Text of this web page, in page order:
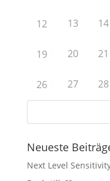
12 13 14
19 20 21
26 27 28
Neueste
Next Level